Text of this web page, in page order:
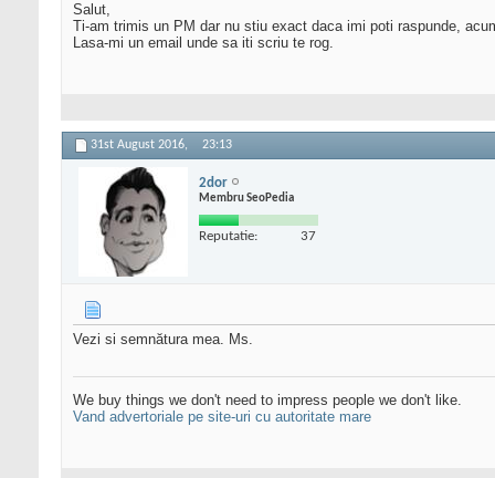
Salut,
Ti-am trimis un PM dar nu stiu exact daca imi poti raspunde,
Lasa-mi un email unde sa iti scriu te rog.
31st August 2016, 23:13
2dor
Membru SeoPedia
Reputatie: 37
Vezi si semnătura mea. Ms.
We buy things we don't need to impress people we don't like.
Vand advertoriale pe site-uri cu autoritate mare